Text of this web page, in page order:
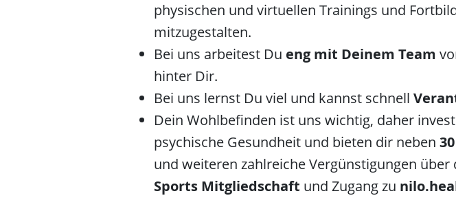
physischen und virtuellen Trainings und
mitzugestalten.
Bei uns arbeitest Du eng mit Deinem Team
hinter Dir.
Bei uns lernst Du viel und kannst schnell
Dein Wohlbefinden ist uns wichtig, daher
psychische Gesundheit und bieten dir neben
und weiteren zahlreiche Vergünstigungen
Sports Mitgliedschaft und Zugang zu